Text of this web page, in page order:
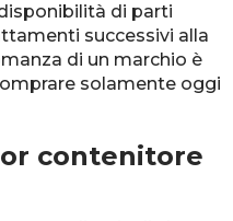
di parti
successivi alla
di un marchio è
solamente oggi
contenitore